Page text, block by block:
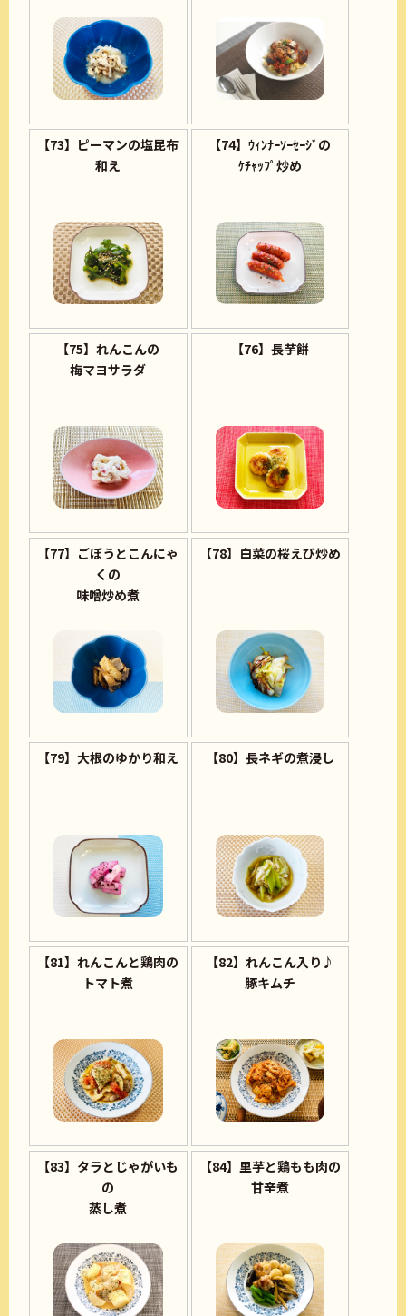
【73】ピーマンの塩昆布
和え
【74】ｳｨﾝﾅｰｿｰｾｰｼﾞの
ｹﾁｬｯﾌﾟ炒め
【75】れんこんの
梅マヨサラダ
【76】長芋餅
【77】ごぼうとこんにゃ
くの
味噌炒め煮
【78】白菜の桜えび炒め
【79】大根のゆかり和え 【80】長ネギの煮浸し
【81】れんこんと鶏肉の
トマト煮
【82】れんこん入り♪
豚キムチ
【83】タラとじゃがいも
の
蒸し煮
【84】里芋と鶏もも肉の
甘辛煮